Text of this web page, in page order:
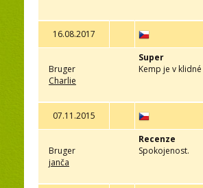
16.08.2017
Bruger
Charlie
Super
Kemp je v
07.11.2015
Bruger
janča
Recenze
Spokojenost.